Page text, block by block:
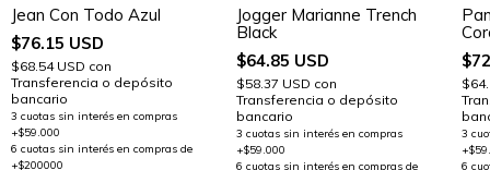
Jean Con Todo Azul
$76.15 USD
$68.54 USD con
Transferencia o depósito
bancario
Jogger Marianne Trench
Black
$64.85 USD
$58.37 USD con
Transferencia o depósito
bancario